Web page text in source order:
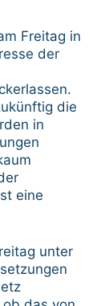
Freitag in
der
die
in
eine
unter